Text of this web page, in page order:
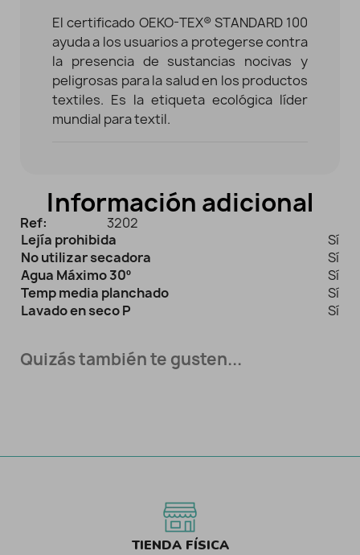
El certificado OEKO-TEX® STANDARD 100
ayuda a los usuarios a protegerse contra
la presencia de sustancias nocivas y
peligrosas para la salud en los productos
textiles. Es la etiqueta ecológica líder
mundial para textil.
Información adicional
Ref:
3202
Lejía prohibida
Sí
No utilizar secadora
Sí
Agua Máximo 30º
Sí
Temp media planchado
Sí
Lavado en seco P
Sí
Quizás también te gusten...
TIENDA FÍSICA